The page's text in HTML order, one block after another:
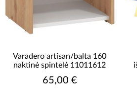
Varadero artisan/balta 160
naktinė spintelė 11011612
65,00 €